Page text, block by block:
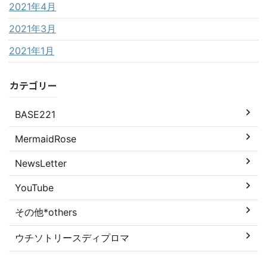
2021年4月
2021年3月
2021年1月
カテゴリー
BASE221
MermaidRose
NewsLetter
YouTube
その他*others
ウチソトリースディプロマ